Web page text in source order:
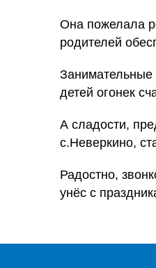
Она пожелала
родителей
Занимательные
детей огонек
А сладости,
с.Неверкино,
Радостно,
унёс с